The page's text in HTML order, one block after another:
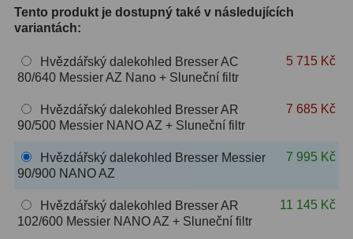
Sluneční42
CLS a UHC18
OIII9
Hβ 6
Planetární2
Tento produkt je dostupný také v následujících
variantách:
Hvězdářský dalekohled Bresser AC
80/640 Messier AZ Nano + Sluneční filtr
5 715 Kč
Hvězdářský dalekohled Bresser AR
90/500 Messier NANO AZ + Sluneční filtr
7 685 Kč
Hvězdářský dalekohled Bresser Messier
90/900 NANO AZ
7 995 Kč
Hvězdářský dalekohled Bresser AR
102/600 Messier NANO AZ + Sluneční filtr
11 145 Kč